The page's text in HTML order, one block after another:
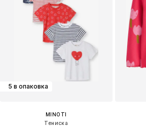
5 в опаковка
MINOTI
Тениска